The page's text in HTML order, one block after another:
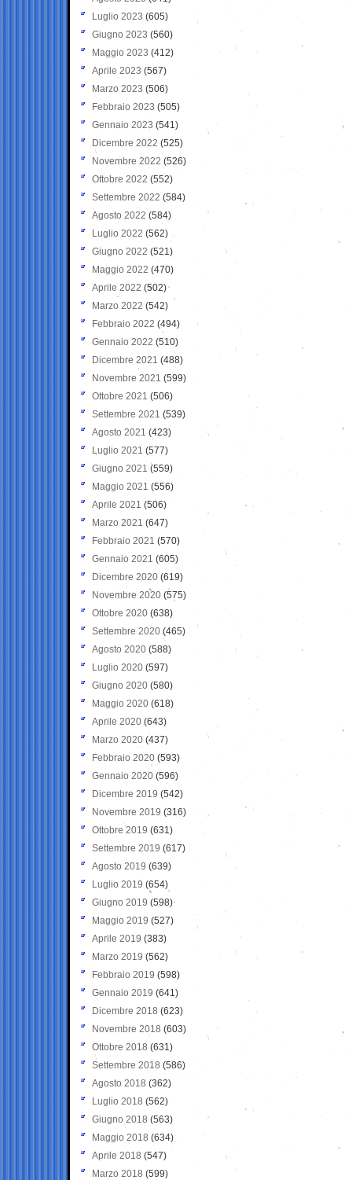
Luglio 2023 (605)
Giugno 2023 (560)
Maggio 2023 (412)
Aprile 2023 (567)
Marzo 2023 (506)
Febbraio 2023 (505)
Gennaio 2023 (541)
Dicembre 2022 (525)
Novembre 2022 (526)
Ottobre 2022 (552)
Settembre 2022 (584)
Agosto 2022 (584)
Luglio 2022 (562)
Giugno 2022 (521)
Maggio 2022 (470)
Aprile 2022 (502)
Marzo 2022 (542)
Febbraio 2022 (494)
Gennaio 2022 (510)
Dicembre 2021 (488)
Novembre 2021 (599)
Ottobre 2021 (506)
Settembre 2021 (539)
Agosto 2021 (423)
Luglio 2021 (577)
Giugno 2021(559)
Maggio 2021 (556)
Aprile 2021 (506)
Marzo 2021 (647)
Febbraio 2021 (570)
Gennaio 2021 (605)
Dicembre 2020 (619)
Novembre 2020 (575)
Ottobre 2020 (638)
Settembre 2020(465)
Agosto 2020 (588)
Luglio 2020 (597)
Giugno 2020 (580)
Maggio 2020 (618)
Aprile 2020 (643)
Marzo 2020 (437)
Febbraio 2020 (593)
Gennaio 2020 (596)
Dicembre 2019 (542)
Novembre 2019 (316)
Ottobre 2019 (631)
Settembre 2019 (617)
Agosto 2019 (639)
Luglio 2019 (654)
Giugno 2019 (598)
Maggio 2019 (527)
Aprile 2019 (383)
Marzo 2019 (562)
Febbraio 2019 (598)
Gennaio 2019 (641)
Dicembre 2018 (623)
Novembre 2018 (603)
Ottobre 2018 (631)
Settembre 2018 (586)
Agosto 2018 (362)
Luglio 2018 (562)
Giugno 2018 (563)
Maggio 2018 (634)
Aprile 2018 (547)
Marzo 2018 (599)